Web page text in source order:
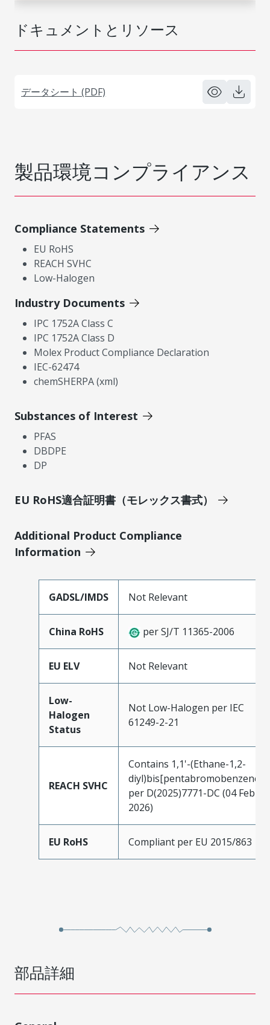
ドキュメントとリソース
データシート (PDF)
製品環境コンプライアンス
Compliance Statements
EU RoHS
REACH SVHC
Low-Halogen
Industry Documents
IPC 1752A Class C
IPC 1752A Class D
Molex Product Compliance Declaration
IEC-62474
chemSHERPA (xml)
Substances of Interest
PFAS
DBDPE
DP
EU RoHS適合証明書（モレックス書式）
Additional Product Compliance
Information
GADSL/IMDS Not Relevant
China RoHS per SJ/T 11365-2006
EU ELV Not Relevant
Low-
Halogen
Status
Not Low-Halogen per IEC
61249-2-21
REACH SVHC
Contains 1,1'-(Ethane-1,2-
diyl)bis[pentabromobenzene]
per D(2025)7771-DC (04 Feb
2026)
EU RoHS Compliant per EU 2015/863
部品詳細